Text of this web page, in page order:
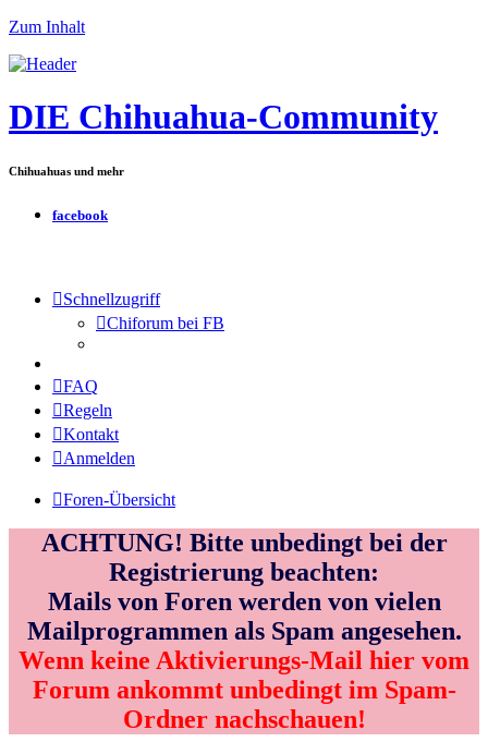
Zum Inhalt
DIE Chihuahua-Community
Chihuahuas und mehr
facebook
Schnellzugriff
Chiforum bei FB
FAQ
Regeln
Kontakt
Anmelden
Foren-Übersicht
ACHTUNG! Bitte unbedingt bei der
Registrierung beachten:
Mails von Foren werden von vielen
Mailprogrammen als Spam angesehen.
Wenn keine Aktivierungs-Mail hier vom
Forum ankommt unbedingt im Spam-
Ordner nachschauen!